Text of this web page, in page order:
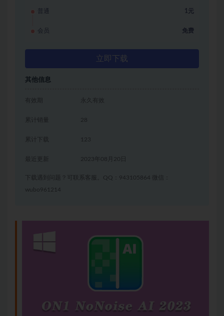
普通 1元
会员 免费
立即下载
其他信息
有效期 永久有效
累计销量 28
累计下载 123
2023年08月20日
下载遇到问题？可联系客服。QQ：943105864 微信：
wubo961214